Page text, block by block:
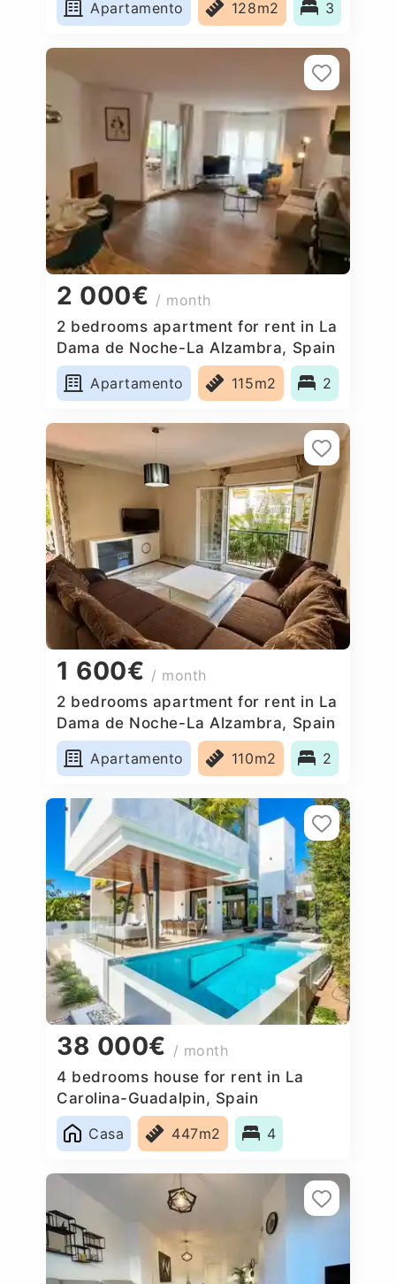
Apartamento 128m2 3
2 000€ / month
2 bedrooms apartment for rent in La
Dama de Noche-La Alzambra, Spain
Apartamento
115m2 2
1 600€ / month
2 bedrooms apartment for rent in La
Dama de Noche-La Alzambra, Spain
Apartamento
110m2 2
38 000€ / month
4 bedrooms house for rent in La
Carolina-Guadalpin, Spain
Casa
447m2 4